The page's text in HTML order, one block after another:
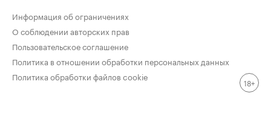
Информация об ограничениях
О соблюдении авторских прав
Пользовательское соглашение
Политика в отношении обработки персональных данных
Политика обработки файлов cookie
18+